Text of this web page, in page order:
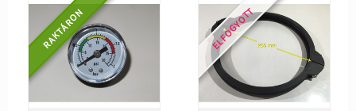
RAKTÁRON ELFOGYOTT